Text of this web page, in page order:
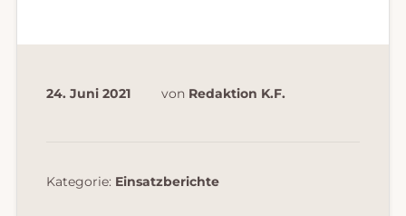
24. Juni 2021 von Redaktion K.F.
Kategorie: Einsatzberichte